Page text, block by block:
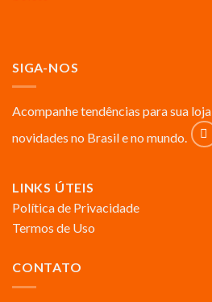
SIGA-NOS
Acompanhe tendências para sua
novidades no Brasil e no mundo.
LINKS ÚTEIS
Política de Privacidade
Termos de Uso
CONTATO